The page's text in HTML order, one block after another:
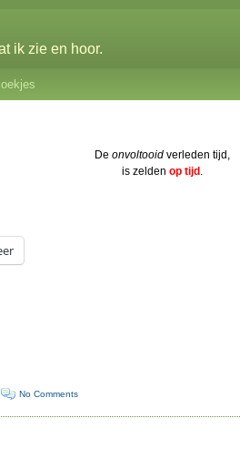
ik zie en hoor.
Deonvoltooid verleden tijd,
is zeldenop tijd .
No Comments